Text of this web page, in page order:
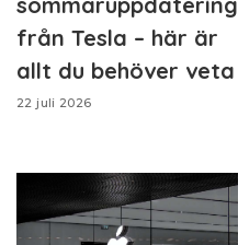
från Tesla – här är
allt du behöver veta
22 juli 2026